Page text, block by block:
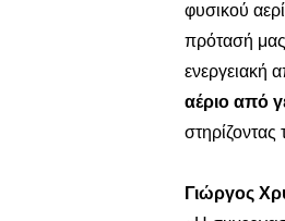
φυσικού
πρότασή
ενεργειακή
αέριο από
Γιώργος